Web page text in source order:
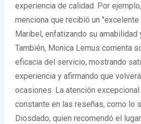
experiencia de calidad. Por
menciona que recibió un
Maribel, enfatizando su
También, Monica Lemus comenta
eficacia del servicio, mostrando
experiencia y afirmando que
ocasiones. La atención
constante en las reseñas, como lo
Diosdado, quien recomendó el